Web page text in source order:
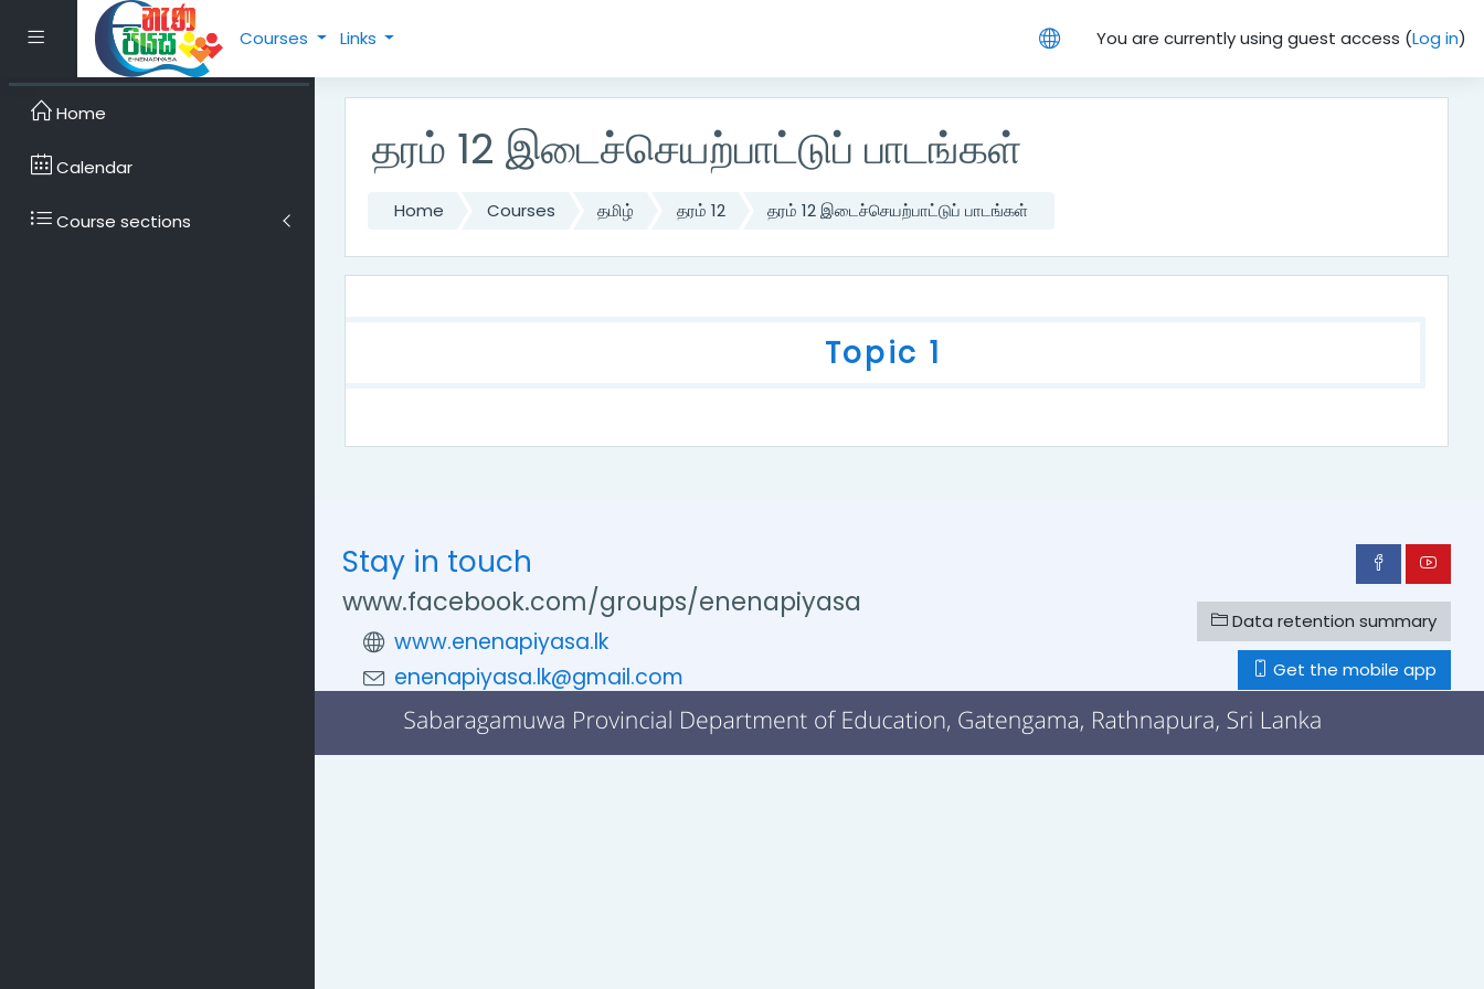
Side panel Courses Links You are currently using guest access (Log in)
தரம் 12 இடைச்செயற்பாட்டுப் பாடங்கள்
Home Courses தமிழ் தரம் 12 தரம் 12 இடைச்செயற்பாட்டுப் பாடங்கள்
Topic 1
Home
Calendar
Course sections
Stay in touch
www.facebook.com/groups/enenapiyasa
www.enenapiyasa.lk
enenapiyasa.lk@gmail.com
Data retention summary
Get the mobile app